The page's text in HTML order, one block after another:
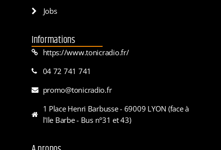
Jobs
Informations
https://www.tonicradio.fr/
04 72 741 741
promo@tonicradio.fr
1 Place Henri Barbusse - 69009 LYON (face à
l'Ile Barbe - Bus n°31 et 43)